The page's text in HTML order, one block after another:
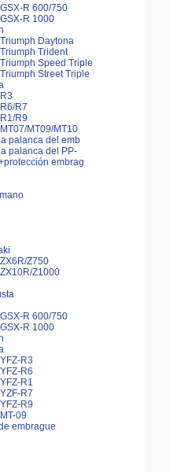
GSX-R 600/750
GSX-R 1000
Triumph Daytona
Triumph Trident
Triumph Speed Triple
Triumph Street Triple
R3
R6/R7
R1/R9
MT07/MT09/MT10
palanca del emb
palanca del PP-
embrag
ZX6R/Z750
ZX10R/Z1000
GSX-R 600/750
GSX-R 1000
YFZ-R3
YFZ-R6
YFZ-R1
YZF-R7
YFZ-R9
MT-09
embrague